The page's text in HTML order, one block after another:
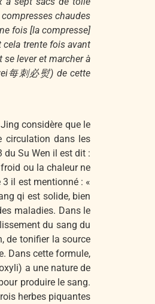
chaudes
fois [la compresse]
cela trente fois avant
se lever et marcher à
每刺必熨) de cette
considère que le
circulation dans les
Su Wen il est dit :
ou la chaleur ne
il est mentionné : «
qi est solide, bien
maladies. Dans le
du sang du
de tonifier la source
Dans cette formule,
a une nature de
produire le sang.
herbes piquantes